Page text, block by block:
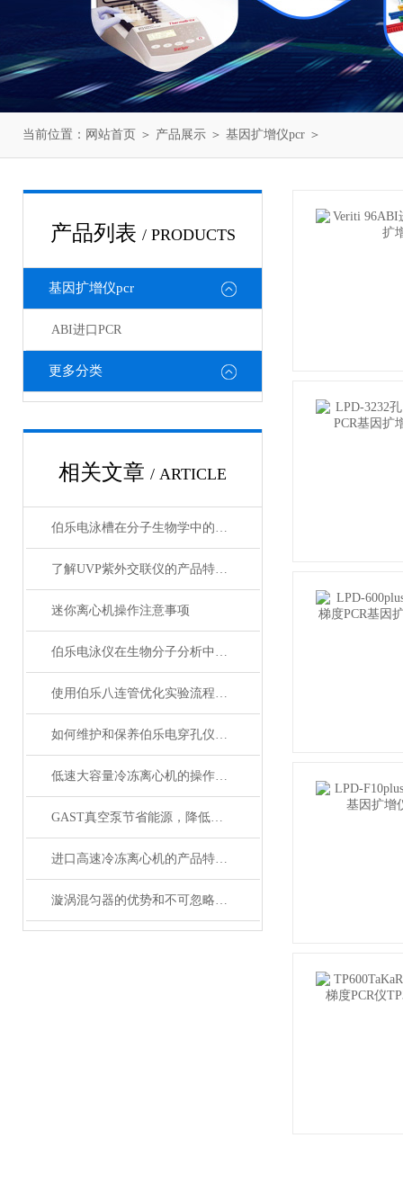
当前位置： 网站首页 ＞ 产品展示 ＞ 基因扩增仪pcr ＞
产品列表 / PRODUCTS
基因扩增仪pcr
ABI进口PCR
更多分类
相关文章 / ARTICLE
伯乐电泳槽在分子生物学中的关键作用
了解UVP紫外交联仪的产品特点和注意事项
迷你离心机操作注意事项
伯乐电泳仪在生物分子分析中的关键作用
使用伯乐八连管优化实验流程的策略与建议
如何维护和保养伯乐电穿孔仪以延长使用寿命？
低速大容量冷冻离心机的操作步骤和注意事项
GAST真空泵节省能源，降低噪音
进口高速冷冻离心机的产品特点和使用注意事项
漩涡混匀器的优势和不可忽略的注意事项